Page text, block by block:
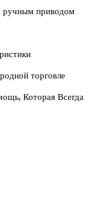
ручным приводом
торговле
Которая Всегда